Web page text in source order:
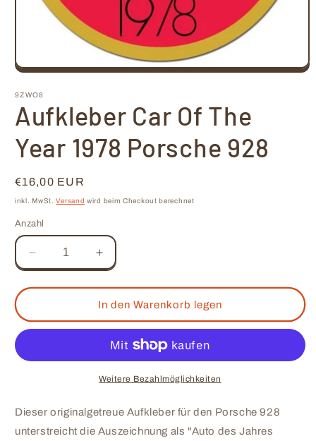
Medien
in
öffnen
9ZWO8
Aufkleber Car Of The
Year 1978 Porsche 928
Normaler
Preis
€16,00 EUR
inkl. MwSt.Versand wird beim Checkout berechnet
Anzahl
Verringere
die
Menge
Aufkleber
Car
The
Porsche
Erhöhe
die
Menge
für
Aufkleber
Car
Of
The
Year
Porsche
In den Warenkorb legen
Weitere Bezahlmöglichkeiten
Dieser originalgetreue Aufkleber für den Porsche 928
unterstreicht die Auszeichnung als "Auto des Jahres